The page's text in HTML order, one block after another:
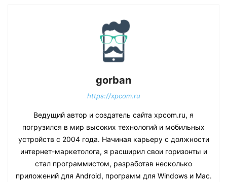
gorban
https://xpcom.ru
Ведущий автор и создатель сайта xpcom.ru, я
погрузился в мир высоких технологий и мобильных
устройств с 2004 года. Начиная карьеру с должности
интернет-маркетолога, я расширил свои горизонты и
стал программистом, разработав несколько
приложений для Android, программ для Windows и Mac.